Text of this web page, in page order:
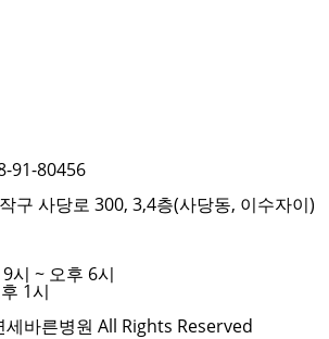
91-80456
구 사당로 300, 3,4층(사당동, 이수자이)
시 ~ 오후 6시
1시
바른병원 All Rights Reserved